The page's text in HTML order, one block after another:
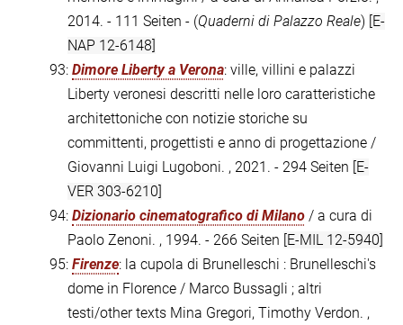
2014. - 111 Seiten - (Quaderni di Palazzo Reale) [E-
NAP 12-6148]
93: Dimore Liberty a Verona: ville, villini e palazzi
Liberty veronesi descritti nelle loro caratteristiche
architettoniche con notizie storiche su
committenti, progettisti e anno di progettazione /
Giovanni Luigi Lugoboni. , 2021. - 294 Seiten [E-
VER 303-6210]
94: Dizionario cinematografico di Milano / a cura di
Paolo Zenoni. , 1994. - 266 Seiten [E-MIL 12-5940]
95: Firenze: la cupola di Brunelleschi : Brunelleschi's
dome in Florence / Marco Bussagli ; altri
testi/other texts Mina Gregori, Timothy Verdon. ,